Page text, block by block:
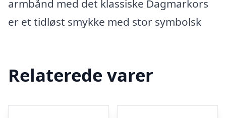
armbånd med det klassiske Dagmarkors
er et tidløst smykke med stor symbolsk
Relaterede varer